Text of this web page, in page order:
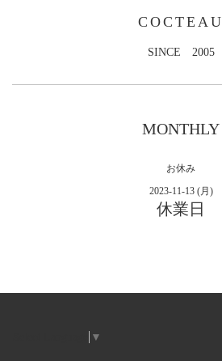
COCTEAU
SINCE 2005
MONTHLY
お休み
2023-11-13 (月)
休業日
▼